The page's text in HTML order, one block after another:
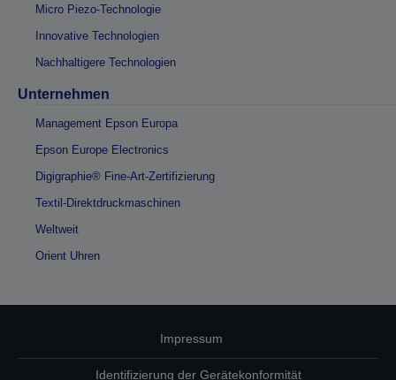
Micro Piezo-Technologie
Innovative Technologien
Nachhaltigere Technologien
Unternehmen
Management Epson Europa
Epson Europe Electronics
Digigraphie® Fine-Art-Zertifizierung
Textil-Direktdruckmaschinen
Weltweit
Orient Uhren
Impressum
Identifizierung der Gerätekonformität